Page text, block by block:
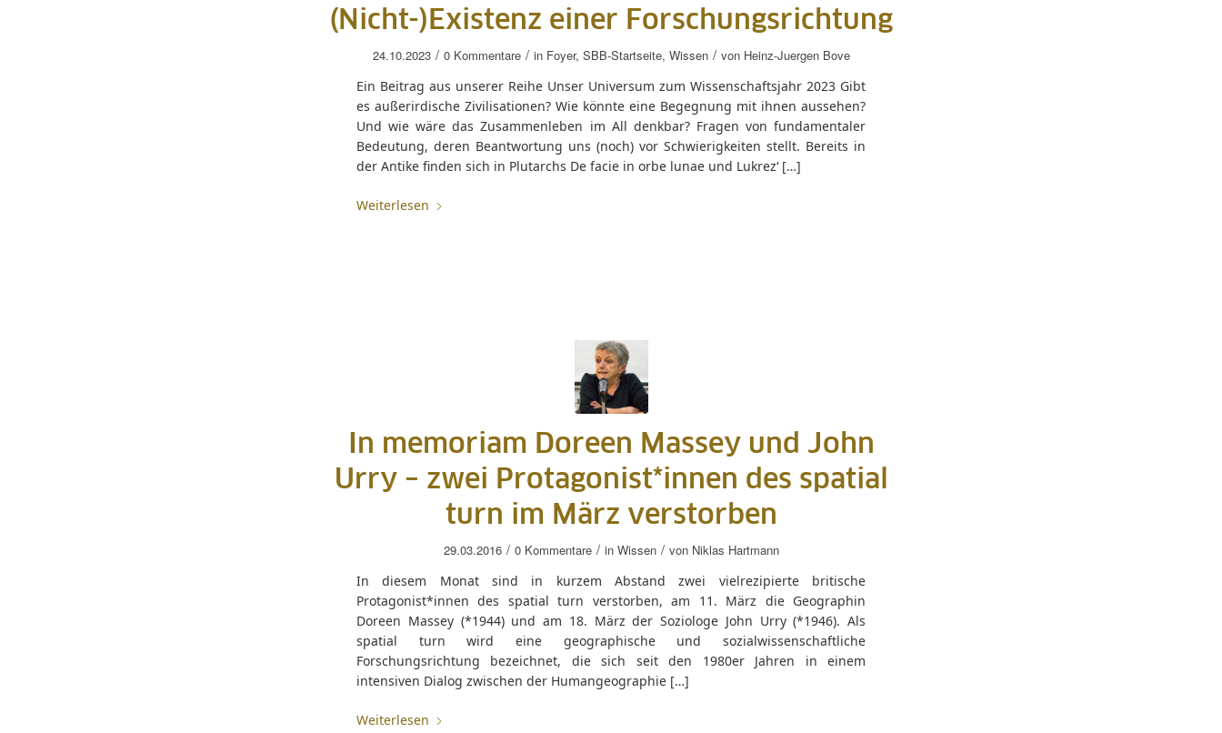
(Nicht-)Existenz einer Forschungsrichtung
24.10.2023 / 0 Kommentare / in Foyer, SBB-Startseite, Wissen / von Heinz-Juergen Bove
Ein Beitrag aus unserer Reihe Unser Universum zum Wissenschaftsjahr 2023 Gibt
es außerirdische Zivilisationen? Wie könnte eine Begegnung mit ihnen aussehen?
Und wie wäre das Zusammenleben im All denkbar? Fragen von fundamentaler
Bedeutung, deren Beantwortung uns (noch) vor Schwierigkeiten stellt. Bereits in
der Antike finden sich in Plutarchs De facie in orbe lunae und Lukrez‘ […]
Weiterlesen
In memoriam Doreen Massey und John
Urry – zwei Protagonist*innen des spatial
turn im März verstorben
29.03.2016 / 0 Kommentare / in Wissen / von Niklas Hartmann
In diesem Monat sind in kurzem Abstand zwei vielrezipierte britische
Protagonist*innen des spatial turn verstorben, am 11. März die Geographin
Doreen Massey (*1944) und am 18. März der Soziologe John Urry (*1946). Als
spatial turn wird eine geographische und sozialwissenschaftliche
Forschungsrichtung bezeichnet, die sich seit den 1980er Jahren in einem
intensiven Dialog zwischen der Humangeographie […]
Weiterlesen